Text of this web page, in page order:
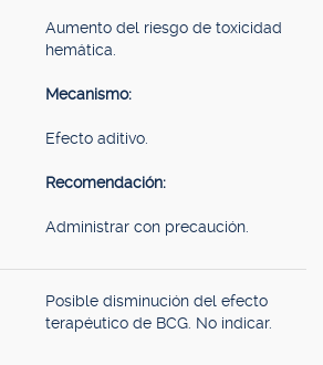
Aumento del riesgo de toxicidad
hemática.
Mecanismo:
Efecto aditivo.
Recomendación:
Administrar con precaución.
Posible disminución del efecto
terapéutico de BCG. No indicar.